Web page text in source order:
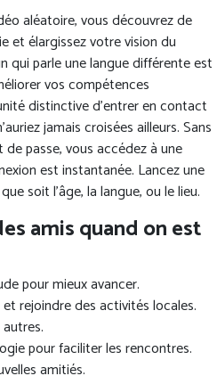
aléatoire, vous découvrez de
et élargissez votre vision du
qui parle une langue différente est
vos compétences
distinctive d’entrer en contact
jamais croisées ailleurs. Sans
passe, vous accédez à une
est instantanée. Lancez une
soit l’âge, la langue, ou le lieu.
amis quand on est
pour mieux avancer.
rejoindre des activités locales.
pour faciliter les rencontres.
amitiés.